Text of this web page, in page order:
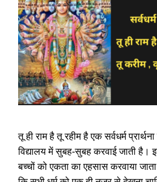
तू ही राम है तू रहीम है एक सर्वधर्म
विद्यालय में सुबह-सुबह करवाई जाती है।
बच्चों को एकता का एहसास करवाया